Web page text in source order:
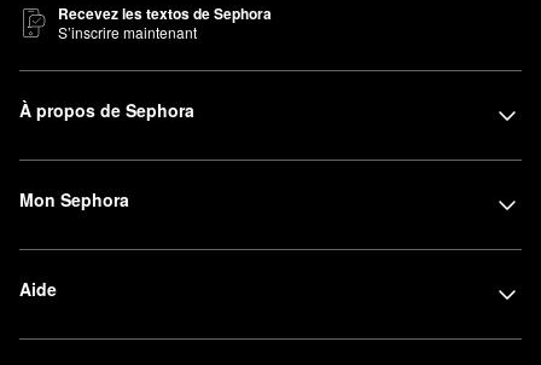
Recevez les textos de Sephora
S’inscrire maintenant
À propos de Sephora
Mon Sephora
Aide